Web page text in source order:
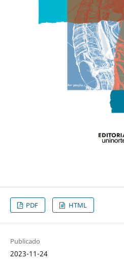
PDF HTML
Publicado
2023-11-24